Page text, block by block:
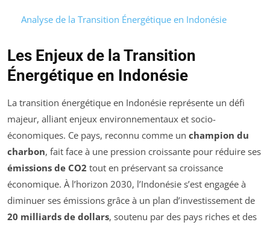
Analyse de la Transition Énergétique en Indonésie
Les Enjeux de la Transition
Énergétique en Indonésie
La transition énergétique en Indonésie représente un défi
majeur, alliant enjeux environnementaux et socio-
économiques. Ce pays, reconnu comme un champion du
charbon, fait face à une pression croissante pour réduire ses
émissions de CO2 tout en préservant sa croissance
économique. À l’horizon 2030, l’Indonésie s’est engagée à
diminuer ses émissions grâce à un plan d’investissement de
20 milliards de dollars, soutenu par des pays riches et des